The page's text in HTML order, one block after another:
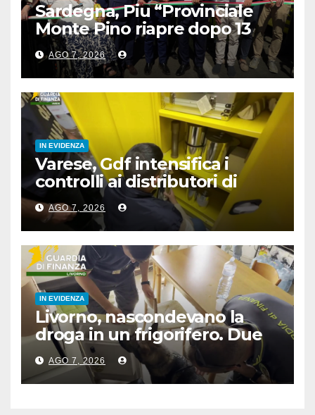
Sardegna, Piu “Provinciale
Monte Pino riapre dopo 13
anni, opera fondamentale”
AGO 7, 2026
IN EVIDENZA
Varese, Gdf intensifica i
controlli ai distributori di
carburante, 6 multati
AGO 7, 2026
IN EVIDENZA
Livorno, nascondevano la
droga in un frigorifero. Due
arresti
AGO 7, 2026